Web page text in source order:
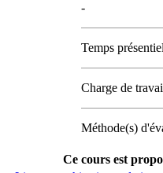
-
Temps
Charge de
Méthode(s)
Ce cours est